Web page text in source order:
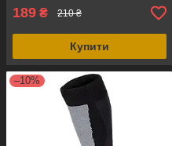
189 ₴ 210 ₴
Купити
–10%